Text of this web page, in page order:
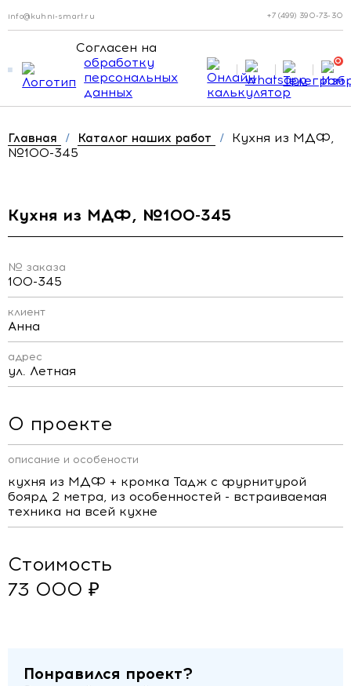
info@kuhni-smart.ru +7 (499) 390-73-30
Согласен на
обработку
персональных
данных
0
Главная / Каталог наших работ /
Кухня из МДФ,
№100-345
Кухня из МДФ, №100-345
№ заказа
100-345
клиент
Анна
адрес
ул. Летная
О проекте
описание и особености
кухня из МДФ + кромка Тадж с фурнитурой
боярд 2 метра, из особенностей - встраиваемая
техника на всей кухне
Стоимость
73 000 ₽
Понравился проект?